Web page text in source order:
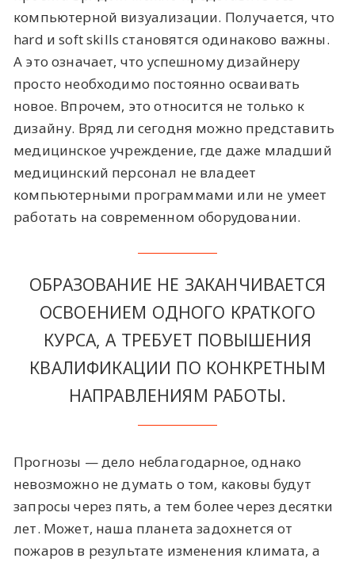
компьютерной визуализации. Получается, что
hard и soft skills становятся одинаково важны.
А это означает, что успешному дизайнеру
просто необходимо постоянно осваивать
новое. Впрочем, это относится не только к
дизайну. Вряд ли сегодня можно представить
медицинское учреждение, где даже младший
медицинский персонал не владеет
компьютерными программами или не умеет
работать на современном оборудовании.
ОБРАЗОВАНИЕ НЕ ЗАКАНЧИВАЕТСЯ
ОСВОЕНИЕМ ОДНОГО КРАТКОГО
КУРСА, А ТРЕБУЕТ ПОВЫШЕНИЯ
КВАЛИФИКАЦИИ ПО КОНКРЕТНЫМ
НАПРАВЛЕНИЯМ РАБОТЫ.
Прогнозы — дело неблагодарное, однако
невозможно не думать о том, каковы будут
запросы через пять, а тем более через десятки
лет. Может, наша планета задохнется от
пожаров в результате изменения климата, а